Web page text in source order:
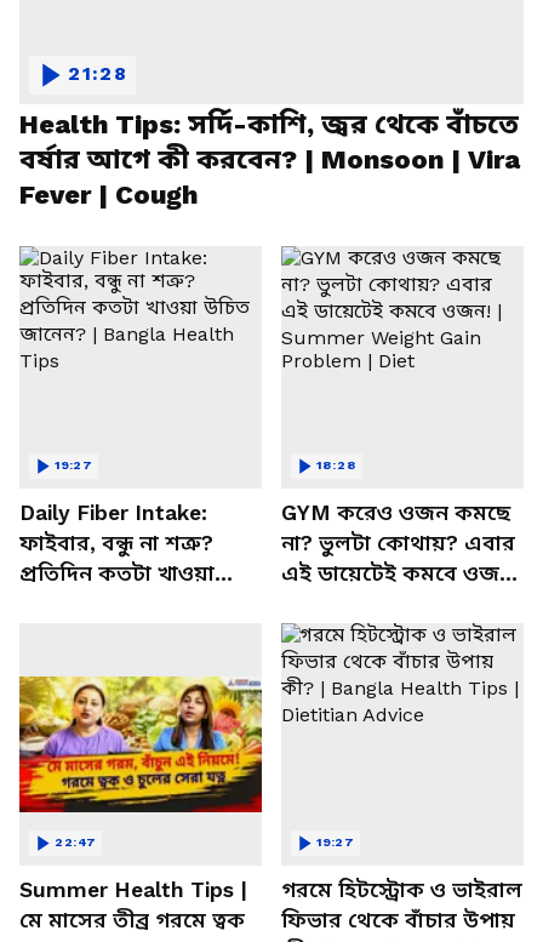
Health Tips: সর্দি-কাশি, জ্বর থেকে বাঁচতে
বর্ষার আগে কী করবেন? | Monsoon | Vira
Fever | Cough
21:28
Daily Fiber Intake:
ফাইবার, বন্ধু না শত্রু?
প্রতিদিন কতটা খাওয়া
19:27
GYM করেও ওজন কমছে
না? ভুলটা কোথায়? এবার
এই ডায়েটেই কমবে ওজন!
Problem | Diet
18:28
Summer Health Tips |
মে মাসের তীব্র গরমে ত্বক
22:47
গরমে হিটস্ট্রোক ও ভাইরাল
ফিভার থেকে বাঁচার উপায়
19:27